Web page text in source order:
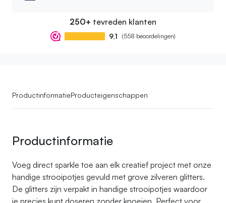
250+ tevreden klanten
9,1 (558 beoordelingen)
ProductinformatieProducteigenschappen
Productinformatie
Voeg direct sparkle toe aan elk creatief project met onze
handige strooipotjes gevuld met grove zilveren glitters.
De glitters zijn verpakt in handige strooipotjes waardoor